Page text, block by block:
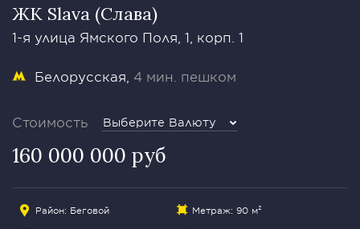
ЖК Slava (Слава)
1-я улица Ямского Поля, 1, корп. 1
Белорусская 4 мин. пешком
Стоимость Выберите Валюту
160 000 000 руб
Район: Беговой Метраж: 90 м²